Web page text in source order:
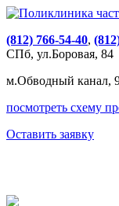
(812) 766-54-40,
СПб, ул.Боровая, 84
м.Обводный канал,
посмотреть схему
Оставить заявку